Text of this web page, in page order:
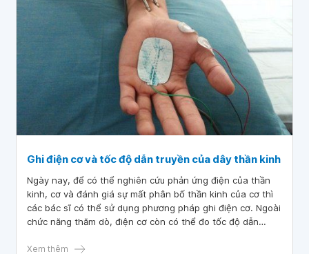
Ghi điện cơ và tốc độ dẫn truyền của dây thần kinh
Ngày nay, để có thể nghiên cứu phản ứng điện của thần
kinh, cơ và đánh giá sự mất phân bố thần kinh của cơ thì
các bác sĩ có thể sử dụng phương pháp ghi điện cơ. Ngoài
chức năng thăm dò, điện cơ còn có thể đo tốc độ dẫn
ngoại biên.
Xem thêm